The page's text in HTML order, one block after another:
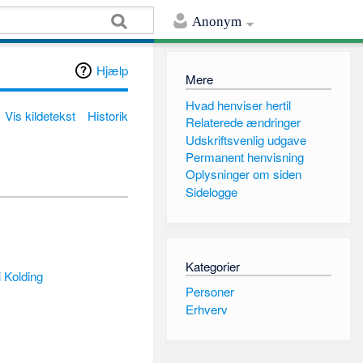
Anonym
Hjælp
Vis kildetekst Historik
Mere
Hvad henviser hertil
Relaterede ændringer
Udskriftsvenlig udgave
Permanent henvisning
Oplysninger om siden
Sidelogge
Kategorier
Personer
Erhverv